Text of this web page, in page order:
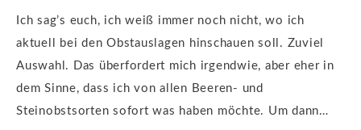
Ich sag’s euch, ich weiß immer noch nicht, wo ich
aktuell bei den Obstauslagen hinschauen soll. Zuviel
Auswahl. Das überfordert mich irgendwie, aber eher in
dem Sinne, dass ich von allen Beeren- und
Steinobstsorten sofort was haben möchte. Um dann…